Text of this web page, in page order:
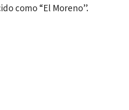
como “El Moreno”.